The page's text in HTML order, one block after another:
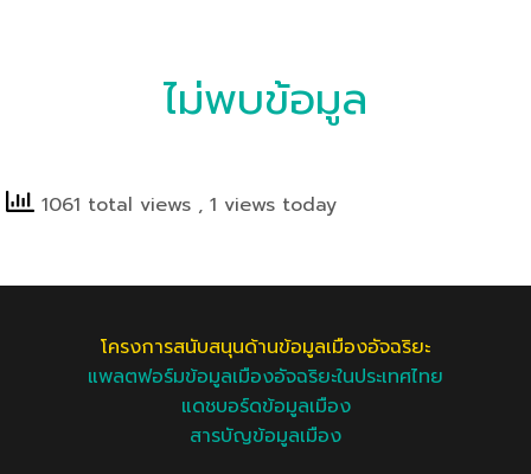
ไม่พบข้อมูล
1061 total views , 1 views today
โครงการสนับสนุนด้านข้อมูลเมืองอัจฉริยะ
แพลตฟอร์มข้อมูลเมืองอัจฉริยะในประเทศไทย
แดชบอร์ดข้อมูลเมือง
สารบัญข้อมูลเมือง